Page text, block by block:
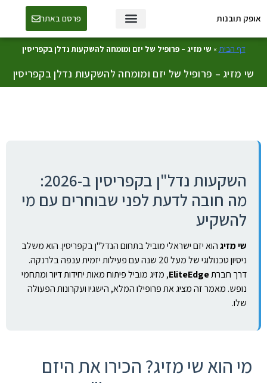
אופק תובנות פרסם באתר
דף הבית» שי מזיג – פרופיל של יזם ומומחה להשקעות נדלן בקפריסין
שי מזיג – פרופיל של יזם ומומחה להשקעות נדלן בקפריסין
השקעות נדל"ן בקפריסין ב-2026:
מה חובה לדעת לפני שבוחרים עם מי
להשקיע
שי מזיגהוא יזם ישראלי מוביל בתחום הנדל"ן בקפריסין. הוא משלב
ניסיון טכנולוגי של מעל 20 שנה עם פעילות יזמית ענפה בלרנקה.
דרך חברתEliteEdge, מזיג מוביל פיתוח מאות יחידות דיור ומתחמי
נופש. מאמר זה מציג את פרופילו המלא, הישגיו ועקרונות הפעולה
שלו.
מי הוא שי מזיג? הכירו את היזם